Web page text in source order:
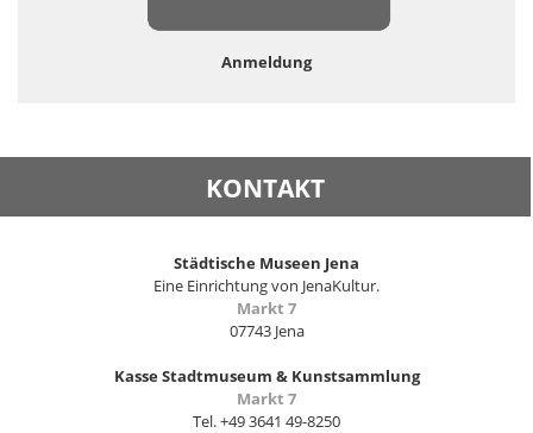
Anmeldung
KONTAKT
Städtische Museen Jena
Eine Einrichtung von JenaKultur.
Markt 7
07743 Jena
Kasse Stadtmuseum & Kunstsammlung
Markt 7
Tel. +49 3641 49-8250